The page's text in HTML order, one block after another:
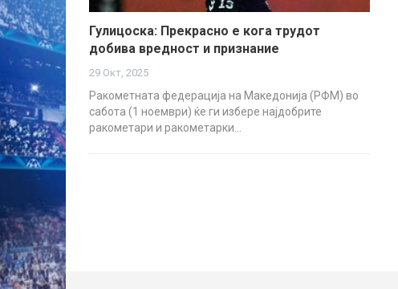
Гулицоска: Прекрасно е кога трудот
добива вредност и признание
29 Окт, 2025
Ракометната федерација на Македонија (РФМ) во
сабота (1 ноември) ќе ги избере најдобрите
ракометари и ракометарки…